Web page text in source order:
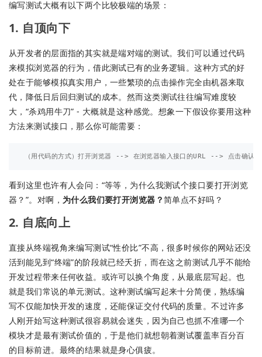
编写测试大概有以下两个比较极端的场景：
1. 自顶向下
从开发者的层面指的其实就是端对端的测试。我们可以通过代码
来模拟浏览器的行为，借此测试已有的业务逻辑。这种方式的好
处在于能够模拟真实用户，一些繁琐的点击操作完全由机器来取
代，降低日后回归测试的成本。然而这类测试往往编写难度较
大，“杀鸡用牛刀” - 大概就是这种感觉。想象一下假设你要用这种
方法来测试接口，那么你可能需要：
看到这里也许有人会问：“等等，为什么我测试个接口要打开浏览
器？”。对啊， 为什么我们要打开浏览器？简单点不好吗？
2. 自底向上
直接从终端视角来编写测试“性价比”不高，很多时候你的网站还没
活到能见到“终端”的阶段就已经夭折，而在这之前测试几乎不能给
开发过程带来任何收益。或许可以换个角度，从最底层写起。也
就是我们常说的单元测试。这种测试编写起来十分简便，熟练编
写不仅能加快开发的速度，还能保证交付代码的质量。不过许多
人刚开始写这种测试很容易就会迷失，因为自己也抓不准哪一个
模块才是最有测试价值的，于是他们就想朝着测试覆盖率百分百
的目标前进。最终的结果就是身心俱疲。